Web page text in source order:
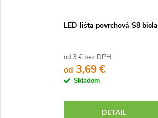
LED lišta povrchová S8 biela
od 3 € bez DPH
od 3,69 €
Skladom
DETAIL